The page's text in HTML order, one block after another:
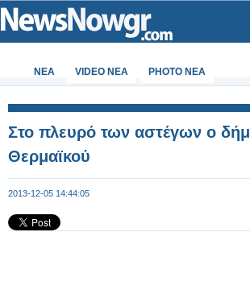
ΝΕΑ VIDEO NEA PHOTO NEA
Στο πλευρό των αστέγων ο
Θερμαϊκού
2013-12-05 14:44:05